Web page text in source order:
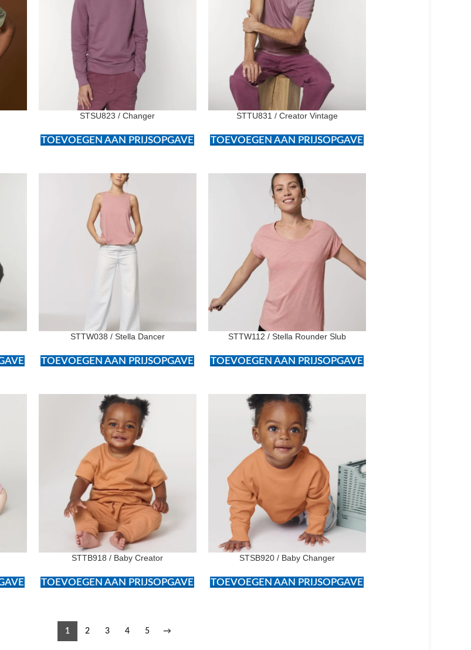
STSU823 / Changer
TOEVOEGEN AAN PRIJSOPGAVE
STTU831 / Creator Vintage
TOEVOEGEN AAN PRIJSOPGAVE
STTW038 / Stella Dancer
TOEVOEGEN AAN PRIJSOPGAVE
STTW112 / Stella Rounder Slub
TOEVOEGEN AAN PRIJSOPGAVE
STTB918 / Baby Creator
TOEVOEGEN AAN PRIJSOPGAVE
STSB920 / Baby Changer
TOEVOEGEN AAN PRIJSOPGAVE
1 2 3 4 5 →